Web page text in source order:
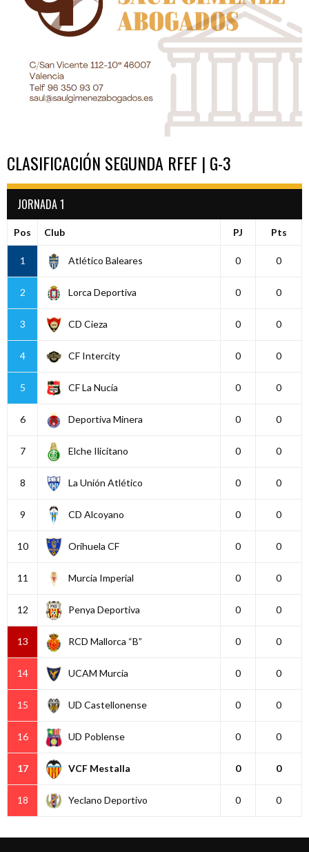
CLASIFICACIÓN SEGUNDA RFEF | G-3
JORNADA 1
Pos Club PJ Pts
1 Atlético Baleares 0 0
2 Lorca Deportiva 0 0
3 CD Cieza 0 0
4 CF Intercity 0 0
5 CF La Nucía 0 0
6 Deportiva Minera 0 0
7 Elche Ilicitano 0 0
8 La Unión Atlético 0 0
9 CD Alcoyano 0 0
10 Orihuela CF 0 0
11 Murcia Imperial 0 0
12 Penya Deportiva 0 0
13 RCD Mallorca “B” 0 0
14 UCAM Murcia 0 0
15 UD Castellonense 0 0
16 UD Poblense 0 0
17 VCF Mestalla 0 0
18 Yeclano Deportivo 0 0